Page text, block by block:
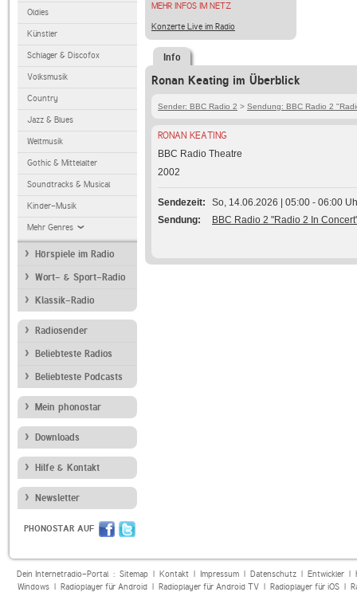
Oldies
Künstler
Schlager & Discofox
Volksmusik
Country
Jazz & Blues
Weltmusik
Gothic & Mittelalter
Soundtracks & Musical
Kinder-Musik
Mehr Genres
Hörspiele im Radio
Wort- & Sport-Radio
Klassik-Radio
Radiosender
Beliebteste Radios
Beliebteste Podcasts
Mein phonostar
Downloads
Hilfe & Kontakt
Newsletter
PHONOSTAR AUF
MEHR INFOS IM NETZ
Konzerte Live im Radio
Info
Ronan Keating im Überblick
Sender: BBC Radio 2 > Sendung: BBC Radio 2
RONAN KEATING
BBC Radio Theatre
2002
Sendezeit
So, 14.06.2026 | 05:00 - 06:00
Sendung
BBC Radio 2 "Radio 2 In
Dein Internetradio-Portal : Sitemap| Kontakt| Impressum| Datenschutz| Entwickler|
Windows| Radioplayer für Android| Radioplayer für Android TV| Radioplayer für iOS|